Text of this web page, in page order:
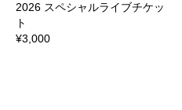
2026 スペシャルライブチケッ
ト
¥3,000